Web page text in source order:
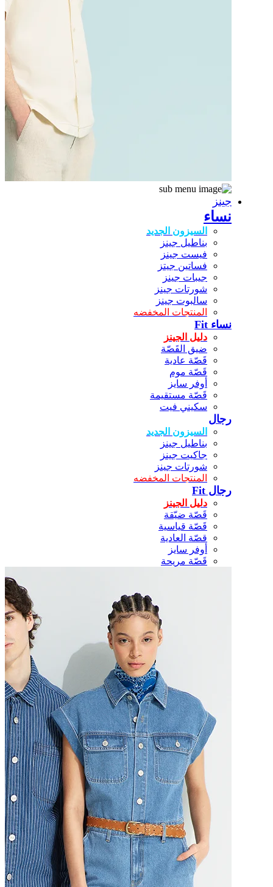
جينز
نساء
السيزون الجديد
بناطيل جينز
فيست جينز
فساتين جيتز
جيبات جينز
شورتات جينز
سالبوت جينز
المنتجات المخفضه
نساء Fit
دليل الجينز
ضيق القَصّة
قَصّة عادية
قَصّة موم
أوفر سايز
قَصّة مستقيمة
سكيني فيت
رجال
السيزون الجديد
بناطيل جينز
جاكيت جينز
شورتات جينز
المنتجات المخفضه
رجال Fit
دليل الجينز
قَصّة ضيّقة
قَصّة قياسية
قصّة العادية
أوفر سايز
قَصّة مريحة